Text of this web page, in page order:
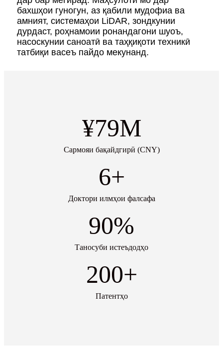
бахшҳои гуногун, аз қабили мудофиа ва
амният, системаҳои LiDAR, зондкунии
дурдаст, роҳнамоии ронандагони шуоъ,
насоскунии саноатӣ ва таҳқиқоти техникӣ
татбиқи васеъ пайдо мекунанд.
¥79M
Сармояи бақайдгирӣ (CNY)
6+
Доктори илмҳои фалсафа
90%
Таносуби истеъдодҳо
200+
Патентҳо